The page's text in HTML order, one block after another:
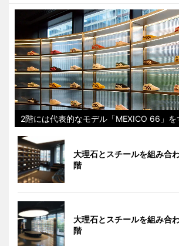
2階には代表的なモデル「MEXICO 66」を
大理石とスチールを組み合
階
大理石とスチールを組み合
階